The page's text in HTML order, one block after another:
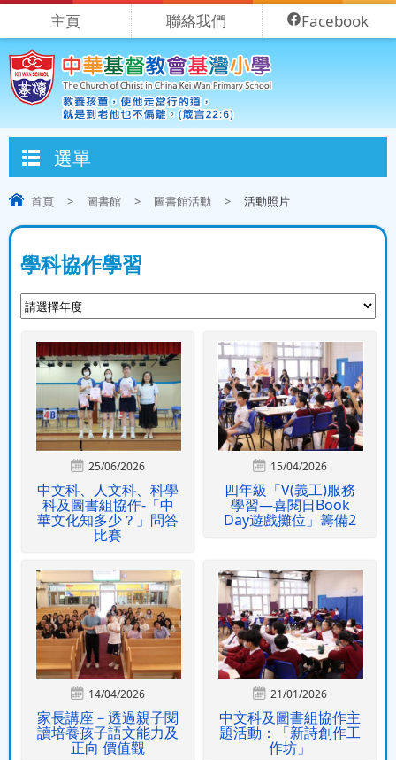
主頁 聯絡我們 Facebook
選單
首頁 > 圖書館 > 圖書館活動 > 活動照片
學科協作學習
25/06/2026
中文科、人文科、科學
科及圖書組協作-「中
華文化知多少？」問答
比賽
15/04/2026
四年級「V(義工)服務
學習—喜閱日Book
Day遊戲攤位」籌備2
14/04/2026
家長講座－透過親子閱
讀培養孩子語文能力及
正向 價值觀
21/01/2026
中文科及圖書組協作主
題活動：「新詩創作工
作坊」